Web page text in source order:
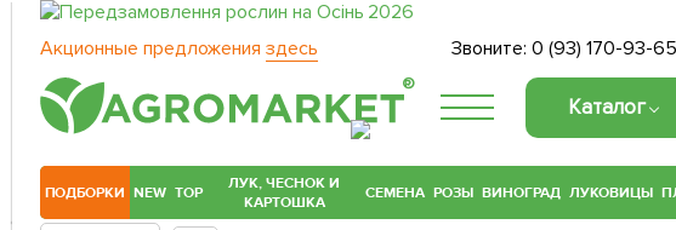
Акционные предложения здесь Звоните:0 (93) 170-93-65
®
Каталог
ПОДБОРКИ NEW TOP
ЛУК, ЧЕСНОК И
КАРТОШКА
СЕМЕНА РОЗЫ ВИНОГРАД ЛУКОВИЦЫ